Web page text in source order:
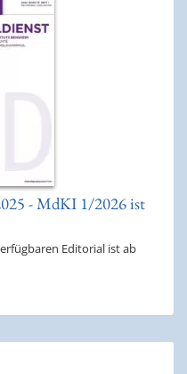
- MdKI 1/2026 ist
Editorial ist ab